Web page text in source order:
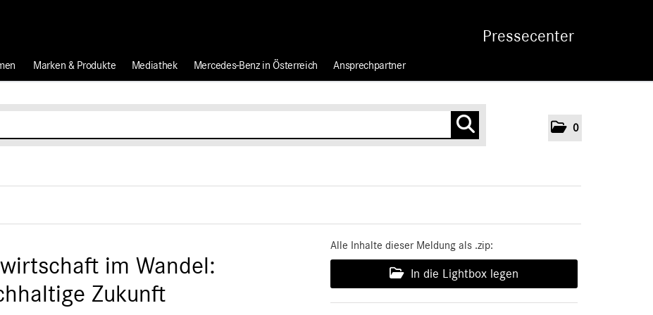
Pressecenter
0
Marken & Produkte Mediathek Mercedes-Benz in Österreich Ansprechpartner
im Wandel:
Zukunft
Alle Inhalte dieser Meldung als .zip:
In die Lightbox legen